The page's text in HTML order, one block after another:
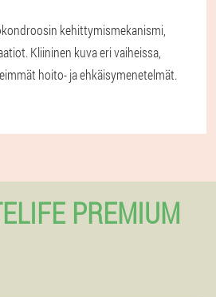
kehittymismekanismi,
Kliininen kuva eri vaiheissa,
hoito- ja ehkäisymenetelmät.
PREMIUM